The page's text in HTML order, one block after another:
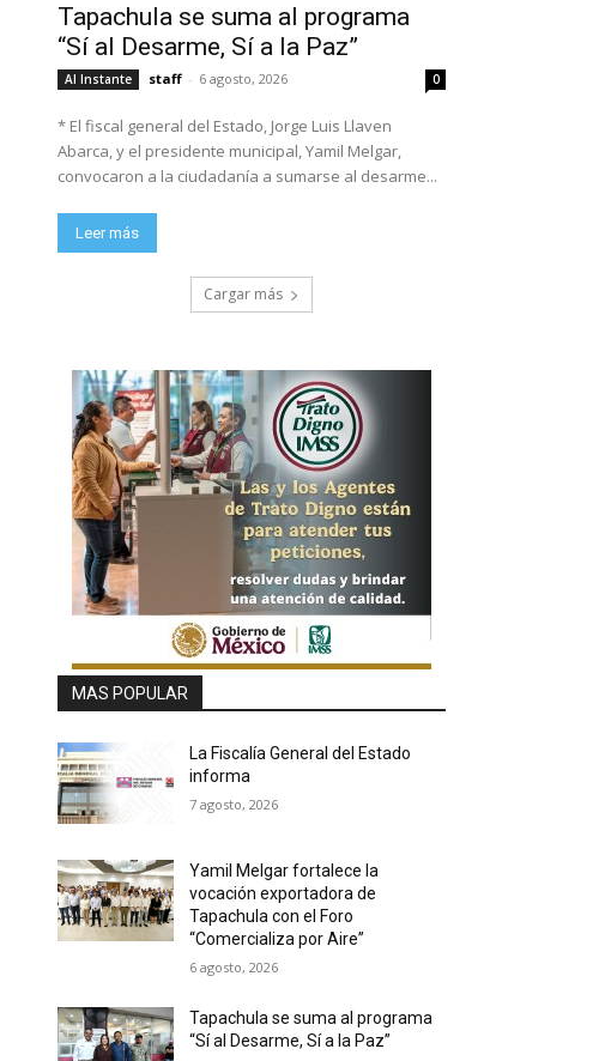
Tapachula se suma al programa
“Sí al Desarme, Sí a la Paz”
Al Instante staff - 6 agosto, 2026 0
* El fiscal general del Estado, Jorge Luis Llaven
Abarca, y el presidente municipal, Yamil Melgar,
convocaron a la ciudadanía a sumarse al desarme...
Leer más
Cargar más
MAS POPULAR
La Fiscalía General del Estado
informa
7 agosto, 2026
Yamil Melgar fortalece la
vocación exportadora de
Tapachula con el Foro
“Comercializa por Aire”
6 agosto, 2026
Tapachula se suma al programa
“Sí al Desarme, Sí a la Paz”